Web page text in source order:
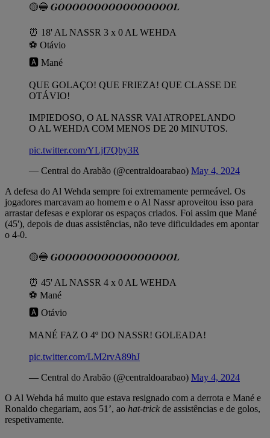
🟡🔵 𝑮𝑶𝑶𝑶𝑶𝑶𝑶𝑶𝑶𝑶𝑶𝑶𝑶𝑶𝑶𝑶𝑶𝑳
⏰️ 18' AL NASSR 3 x 0 AL WEHDA
⚽️ Otávio
🅰️ Mané
QUE GOLAÇO! QUE FRIEZA! QUE CLASSE DE
OTÁVIO!
IMPIEDOSO, O AL NASSR VAI ATROPELANDO
O AL WEHDA COM MENOS DE 20 MINUTOS.
pic.twitter.com/YLjf7Qby3R
— Central do Arabão (@centraldoarabao) May 4, 2024
A defesa do Al Wehda sempre foi extremamente permeável. Os
jogadores marcavam ao homem e o Al Nassr aproveitou isso para
arrastar defesas e explorar os espaços criados. Foi assim que Mané
(45'), depois de duas assistências, não teve dificuldades em apontar
o 4-0.
🟡🔵 𝑮𝑶𝑶𝑶𝑶𝑶𝑶𝑶𝑶𝑶𝑶𝑶𝑶𝑶𝑶𝑶𝑶𝑳
⏰️ 45' AL NASSR 4 x 0 AL WEHDA
⚽️ Mané
🅰️ Otávio
MANÉ FAZ O 4º DO NASSR! GOLEADA!
pic.twitter.com/LM2rvA89hJ
— Central do Arabão (@centraldoarabao) May 4, 2024
O Al Wehda há muito que estava resignado com a derrota e Mané e
Ronaldo chegariam, aos 51’, ao hat-trick de assistências e de golos,
respetivamente.